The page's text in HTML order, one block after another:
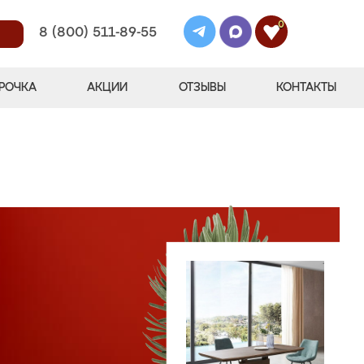
8 (800) 511-89-55
0
АКЦИИ ОТЗЫВЫ КОНТАКТЫ